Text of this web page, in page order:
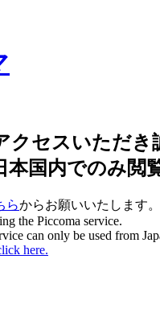
クセスいただき
国内でのみ閲
らからお願いいたします。
the Piccoma service.
can only be used from
here.